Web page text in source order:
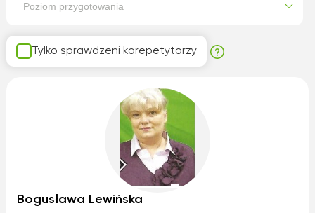
Tylko sprawdzeni korepetytorzy
Bogusława Lewińska
Poziom przygotowania